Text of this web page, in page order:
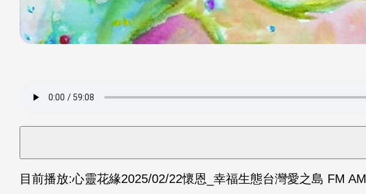
目前播放:心靈花緣2025/02/22懷恩_幸福生態台灣愛之島 FM AM